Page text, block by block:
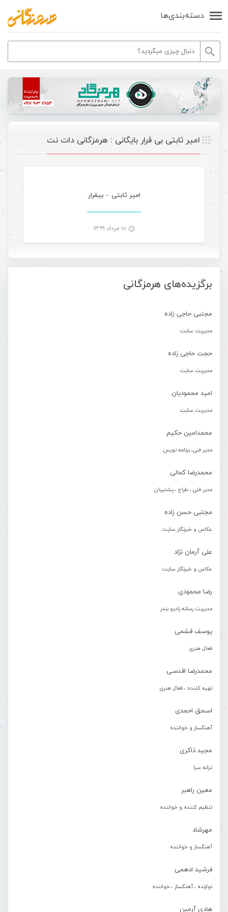
دسته‌بندی‌ها
برگزیده‌های هرمزگانی
مجتبی حاجی زاده
مدیریت سایت
حجت حاجی زاده
مدیریت سایت
امید محمودیان
مدیریت سایت
محمدامین حکیم
مدیر فنی، برنامه نویس
محمدرضا کمالی
مدیر فنی ، طراح ، پشتیبان
مجتبی حسن زاده
عکاس و خبرنگار سایت
علی آرمان نژاد
عکاس و خبرنگار سایت
رضا محمودی
مدیریت رسانه رادیو بندر
یوسف قشمی
فعال هنری
محمدرضا اقدسی
تهیه کننده ، فعال هنری
اسحق احمدی
آهنگساز و خواننده
مجید ذاکری
ترانه سرا
معین راهبر
تنظیم کننده و خواننده
مهرشاد
آهنگساز و خواننده
فرشید ادهمی
نوازنده ، آهنگساز ، خواننده
هادی آرمین
امیر ثابتی بی قرار بایگانی : هرمزگانی دات نت
امیر ثابتی – بیقرار
۱۰ مرداد ۱۳۹۹